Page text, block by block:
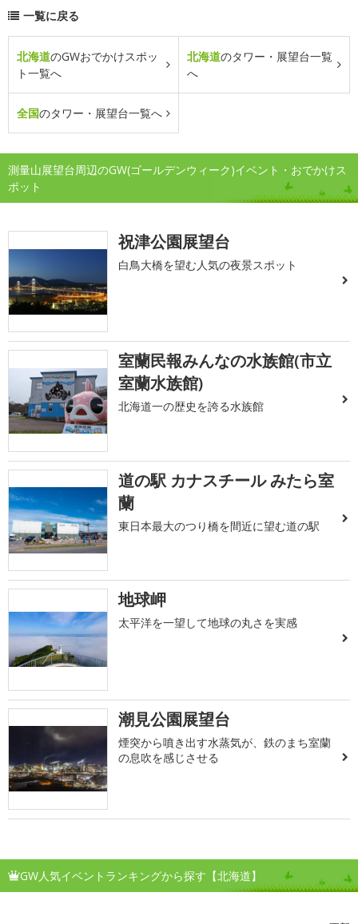
一覧に戻る
北海道のGWおでかけスポッ
ト一覧へ
北海道のタワー・展望台一覧
へ
全国のタワー・展望台一覧へ
測量山展望台周辺のGW(ゴールデンウィーク)イベント・おでかけス
ポット
祝津公園展望台
白鳥大橋を望む人気の夜景スポット
室蘭民報みんなの水族館(市立
室蘭水族館)
北海道一の歴史を誇る水族館
道の駅 カナスチール みたら室
蘭
東日本最大のつり橋を間近に望む道の駅
地球岬
太平洋を一望して地球の丸さを実感
潮見公園展望台
煙突から噴き出す水蒸気が、鉄のまち室蘭
の息吹を感じさせる
GW人気イベントランキングから探す【北海道】